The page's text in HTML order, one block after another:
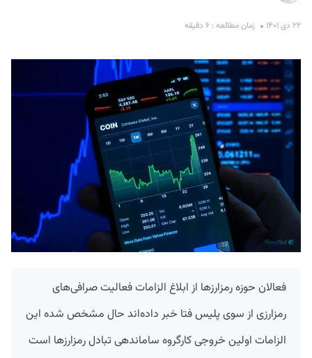
۲۲ دی ۱۴۰۱ زمان مطالعه : ۶ دقیقه
فعالان حوزه رمزارزها از ابلاغ الزامات فعالیت صرافی‌های
رمزارزی از سوی پلیس فتا خبر داده‌اند حال مشخص شده این
الزامات اولین خروجی کارگروه ساماندهی تبادل رمزارزها است